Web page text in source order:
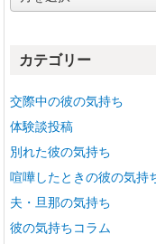
ー
ブカテゴリー
交際中の彼の気持ち
体験談投稿
別れた彼の気持ち
喧嘩したときの彼の気持
夫・旦那の気持ち
彼の気持ちコラム